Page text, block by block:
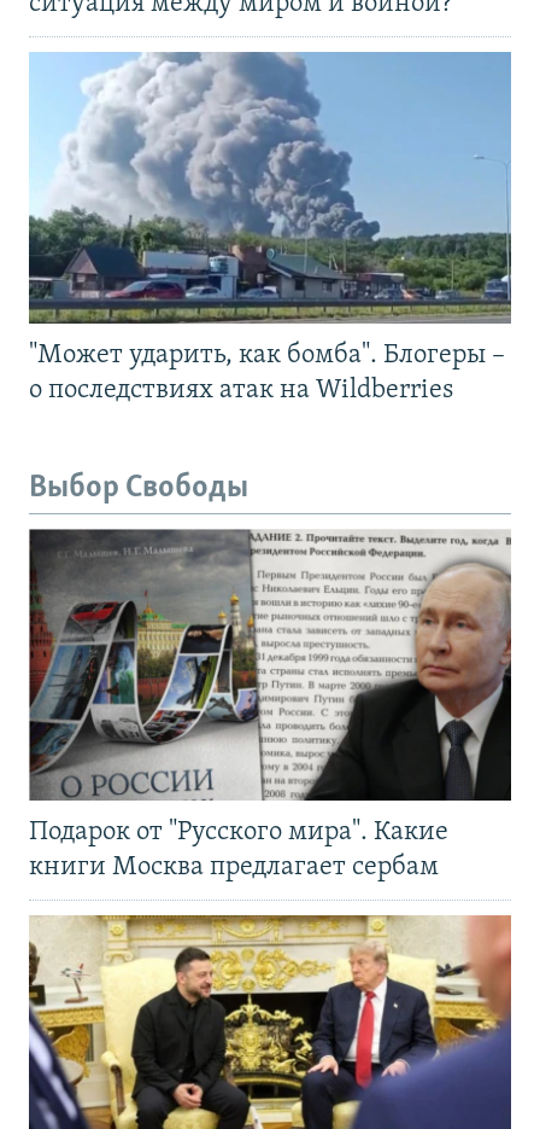
"Может ударить, как бомба". Блогеры –
о последствиях атак на Wildberries
Выбор Свободы
Подарок от "Русского мира". Какие
книги Москва предлагает сербам